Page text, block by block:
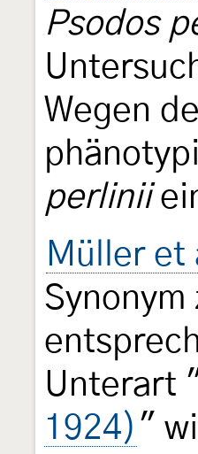
Psodos
Wegen
perlinii
Müller et
Synonym
Unterart "
1924) "